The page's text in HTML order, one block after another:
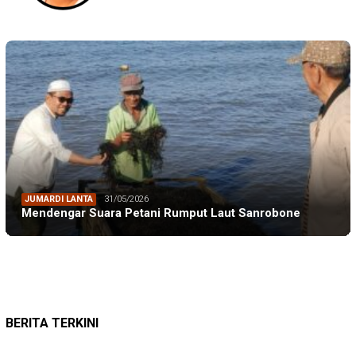
JUMARDI LANTA 31/05/2026
Mendengar Suara Petani Rumput Laut Sanrobone
BERITA TERKINI